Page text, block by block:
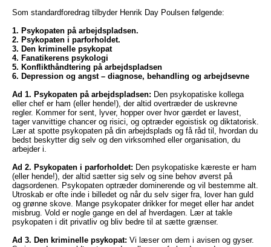
Som standardforedrag tilbyder Henrik Day Poulsen følgende:
1. Psykopaten på arbejdspladsen.
2. Psykopaten i parforholdet.
3. Den kriminelle psykopat
4. Fanatikerens psykologi
5. Konflikthåndtering på arbejdspladsen
6. Depression og angst – diagnose, behandling og arbejdsevne
Ad 1. Psykopaten på arbejdspladsen: Den psykopatiske kollega
eller chef er ham (eller hende!), der altid overtræder de uskrevne
regler. Kommer for sent, lyver, hopper over hvor gærdet er lavest,
tager vanvittige chancer og risici, og optræder egoistisk og diktatorisk.
Lær at spotte psykopaten på din arbejdsplads og få råd til, hvordan du
bedst beskytter dig selv og den virksomhed eller organisation, du
arbejder i.
Ad 2. Psykopaten i parforholdet: Den psykopatiske kæreste er ham
(eller hende!), der altid sætter sig selv og sine behov øverst på
dagsordenen. Psykopaten optræder dominerende og vil bestemme alt.
Utroskab er ofte inde i billedet og når du selv siger fra, lover han guld
og grønne skove. Mange psykopater drikker for meget eller har andet
misbrug. Vold er nogle gange en del af hverdagen. Lær at takle
psykopaten i dit privatliv og bliv bedre til at sætte grænser.
Ad 3. Den kriminelle psykopat: Vi læser om dem i avisen og gyser.